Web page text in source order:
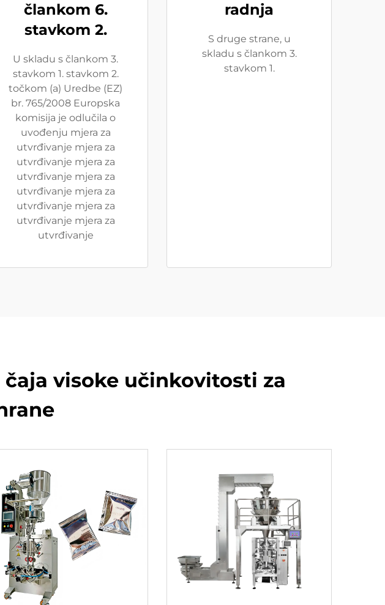
člankom 6.
stavkom 2.
U skladu s člankom 3.
stavkom 1. stavkom 2.
točkom (a) Uredbe (EZ)
br. 765/2008 Europska
komisija je odlučila o
uvođenju mjera za
utvrđivanje mjera za
utvrđivanje mjera za
utvrđivanje mjera za
utvrđivanje mjera za
utvrđivanje mjera za
utvrđivanje mjera za
utvrđivanje
radnja
S druge strane, u
skladu s člankom 3.
stavkom 1.
visoke učinkovitosti za